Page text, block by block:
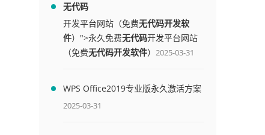
无代码
开发平台网站（免费无代码开发软
件）">永久免费无代码开发平台网站
（免费无代码开发软件） 2025-03-31
WPS Office2019专业版永久激活方案
(附终身授权序列号)
2025-03-31